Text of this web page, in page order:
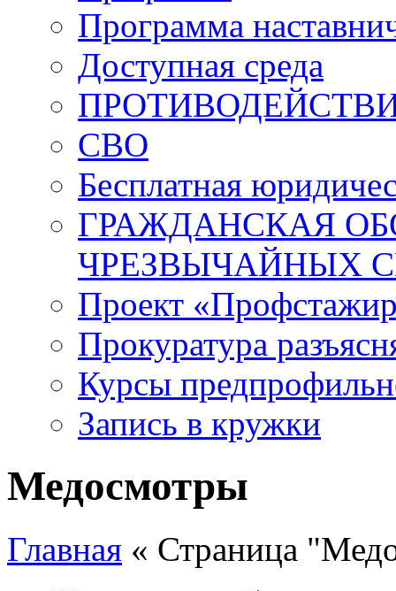
Программа
Доступная среда
СВО
Бесплатная
ГРАЖДАНСКАЯ
ЧРЕЗВЫЧАЙНЫХ
Проект
Прокуратура
Курсы
Запись в кружки
Медосмотры
Главная « Страница